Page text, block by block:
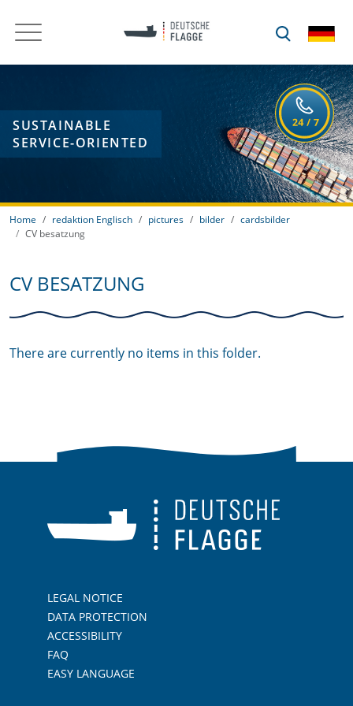
SUSTAINABLE
SERVICE-ORIENTED
Home redaktion Englisch pictures bilder
cardsbilder
CV besatzung
CV BESATZUNG
There are currently no items in this folder.
LEGAL NOTICE
DATA PROTECTION
ACCESSIBILITY
FAQ
EASY LANGUAGE